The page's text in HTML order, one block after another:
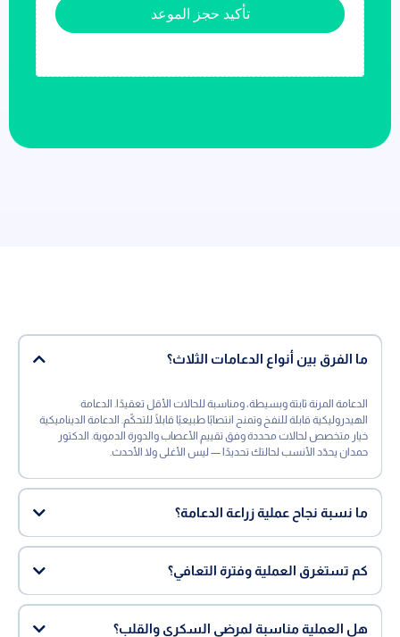
تأكيد حجز الموعد
ما الفرق بين أنواع الدعامات الثلاث؟
الدعامة المرنة ثابتة وبسيطة، ومناسبة للحالات الأقل تعقيدًا. الدعامة
الهيدروليكية قابلة للنفخ وتمنح انتصابًا طبيعيًا قابلًا للتحكّم. الدعامة الديناميكية
خيار متخصص لحالات محددة وفق تقييم الأعصاب والدورة الدموية. الدكتور
حمدان يحدّد الأنسب لحالتك تحديدًا — ليس الأغلى ولا الأحدث.
ما نسبة نجاح عملية زراعة الدعامة؟
كم تستغرق العملية وفترة التعافي؟
هل العملية مناسبة لمرضى السكري والقلب؟